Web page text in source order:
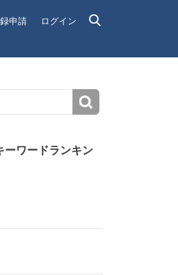
申請 ログイン
ーワードランキン